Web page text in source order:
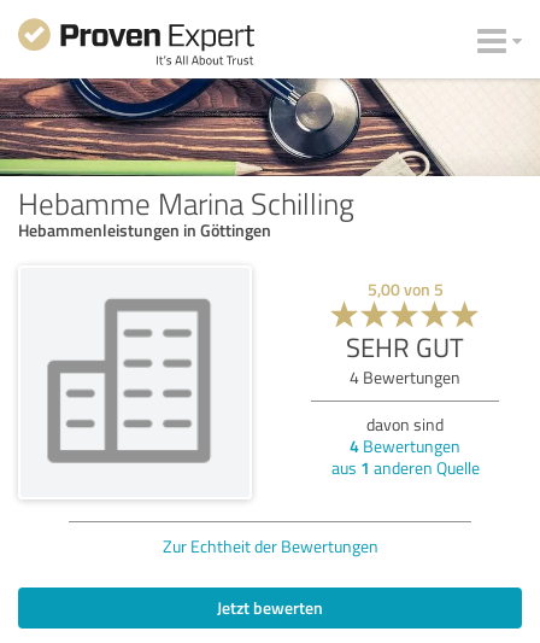
Hebamme Marina Schilling
Hebammenleistungen in Göttingen
5,00von 5
SEHR GUT
4 Bewertungen
davon sind
4 Bewertungen
aus 1 anderen Quelle
Zur Echtheit der Bewertungen
Jetzt bewerten